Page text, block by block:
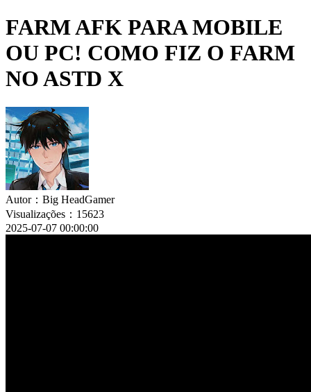
FARM AFK PARA MOBILE
OU PC! COMO FIZ O FARM
NO ASTD X
Autor：Big HeadGamer
Visualizações：15623
2025-07-07 00:00:00